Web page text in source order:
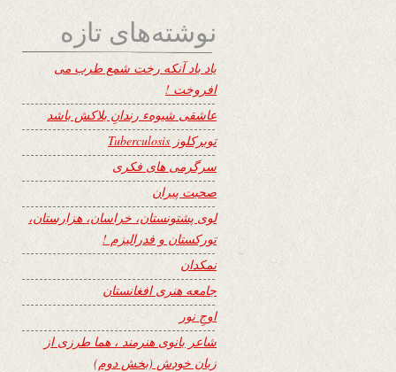
نوشته‌های تازه
یاد باد آنکه رخت شمع طرب می
افروخت !
عاشقی شیوهء رندانِ بلاکش باشد
توبرکلوز Tuberculosis
سرگرمی های فکری
صحبت پیران
لوی پشتونستان، خراسان، هزارستان،
تورکستان و فدرالیزم !
نمکدان
جامعه هنری افغانستان
اوجِ نور
شاعر بانوی هنرمند ، هما طرزی از
زبان خودش (بخش دوم)